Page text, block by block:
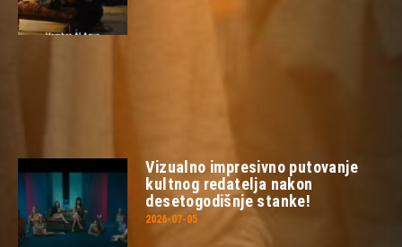
Vizualno impresivno putovanje
kultnog redatelja nakon
desetogodišnje stanke!
2026-07-05